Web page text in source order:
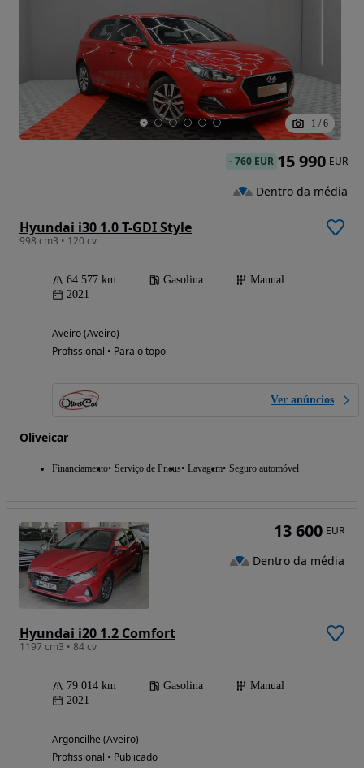
1 / 6
Hyundai i30 1.0 T-GDI Style
998 cm3 • 120 cv
64 577 km Gasolina
Manual
2021
Aveiro (Aveiro)
Profissional • Para o topo
Ver anúncios
Oliveicar
Financiamento Serviço de Pneus Lavagem Seguro automóvel
-760 EUR 15 990 EUR
Dentro da média
Hyundai i20 1.2 Comfort
1197 cm3 • 84 cv
79 014 km Gasolina
Manual
2021
Argoncilhe (Aveiro)
Profissional • Publicado
13 600 EUR
Dentro da média